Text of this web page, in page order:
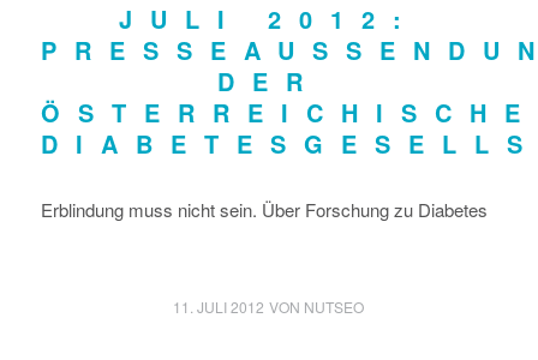
JULI 2012:
DER
Erblindung muss nicht sein. Über Forschung zu Diabetes
11. JULI 2012 VON NUTSEO